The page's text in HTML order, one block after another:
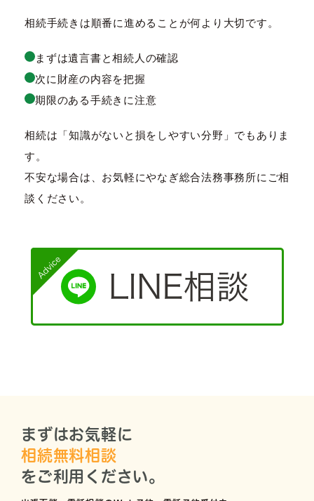
相続手続きは順番に進めることが何より大切です。
まずは遺言書と相続人の確認
次に財産の内容を把握
期限のある手続きに注意
相続は「知識がないと損をしやすい分野」でもありま
す。
不安な場合は、お気軽にやなぎ総合法務事務所にご相
談ください。
まずはお気軽に
相続無料相談
をご利用ください。